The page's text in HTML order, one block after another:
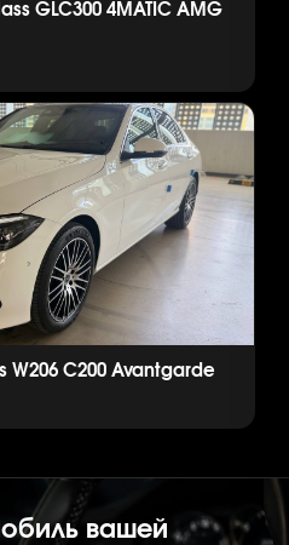
GLC300 4MATIC AMG
W206 C200 Avantgarde
вашей